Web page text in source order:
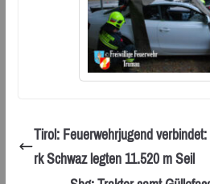
Tirol: Feuerwehrjugend
rk Schwaz legten 11.520 m Seil